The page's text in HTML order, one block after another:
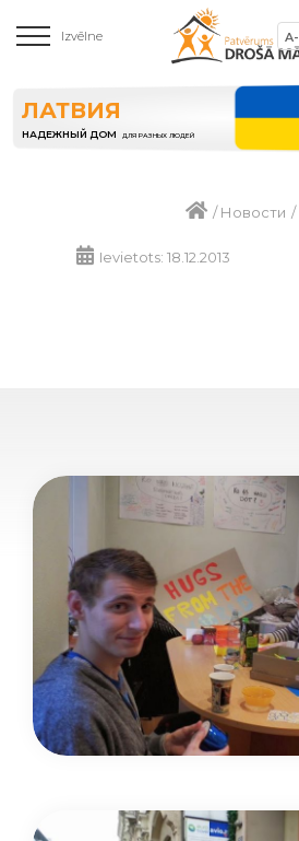
Izvēlne A-
ЛАТВИЯ
НАДЕЖНЫЙ ДОМ ДЛЯ РАЗНЫХ ЛЮДЕЙ
/Новости /
Ievietots: 18.12.2013